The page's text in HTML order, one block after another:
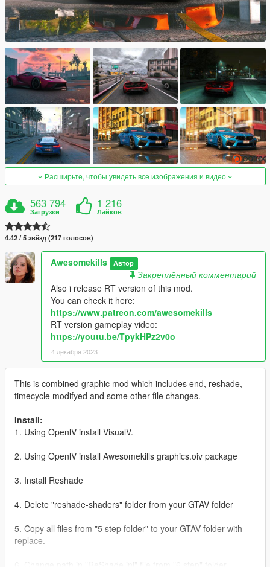
Расширьте, чтобы увидеть все изображения и видео
563 794
Загрузки
1 216
Лайков
4.42 / 5 звёзд (217 голосов)
Awesomekills Автор
Закреплённый комментарий
Also i release RT version of this mod.
You can check it here:
https://www.patreon.com/awesomekills
RT version gameplay video:
https://youtu.be/TpykHPz2v0o
4 декабря 2023
This is combined graphic mod which includes end, reshade,
timecycle modifyed and some other file changes.
Install:
1. Using OpenlV install VisualV.
2. Using OpenlV install Awesomekills graphics.oiv package
3. Install Reshade
4. Delete "reshade-shaders" folder from your GTAV folder
5. Copy all files from "5 step folder" to your GTAV folder with
replace.